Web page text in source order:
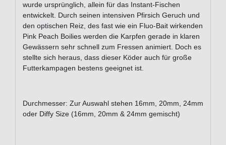
wurde ursprünglich, allein für das Instant-Fischen
entwickelt. Durch seinen intensiven Pfirsich Geruch und
den optischen Reiz, des fast wie ein Fluo-Bait wirkenden
Pink Peach Boilies werden die Karpfen gerade in klaren
Gewässern sehr schnell zum Fressen animiert. Doch es
stellte sich heraus, dass dieser Köder auch für große
Futterkampagen bestens geeignet ist.
Durchmesser: Zur Auswahl stehen 16mm, 20mm, 24mm
oder Diffy Size (16mm, 20mm & 24mm gemischt)